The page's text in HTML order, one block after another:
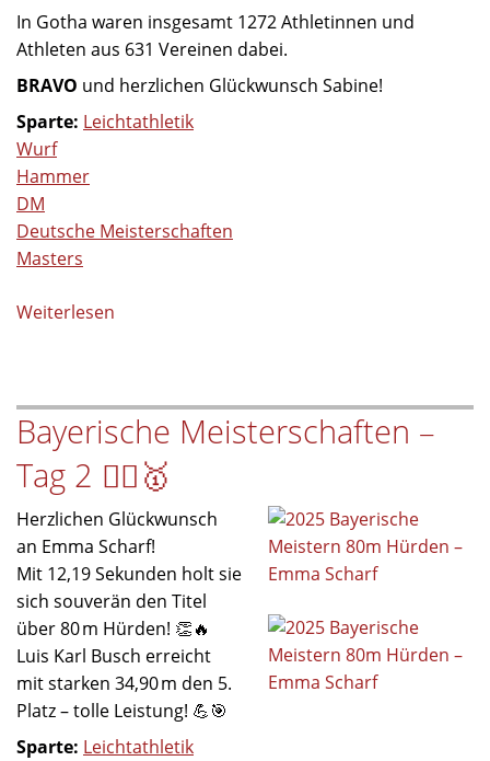
In Gotha waren insgesamt 1272 Athletinnen und
Athleten aus 631 Vereinen dabei.
BRAVO und herzlichen Glückwunsch Sabine!
Sparte: Leichtathletik
Wurf
Hammer
DM
Deutsche Meisterschaften
Masters
Weiterlesen
Hammerwurf
2025
Bayerische Meisterschaften –
Tag 2 🏃‍♀️🥇
Herzlichen Glückwunsch
an Emma Scharf!
Mit 12,19 Sekunden holt sie
sich souverän den Titel
über 80 m Hürden! 👏🔥
Luis Karl Busch erreicht
mit starken 34,90 m den 5.
Platz – tolle Leistung! 💪🎯
Sparte: Leichtathletik